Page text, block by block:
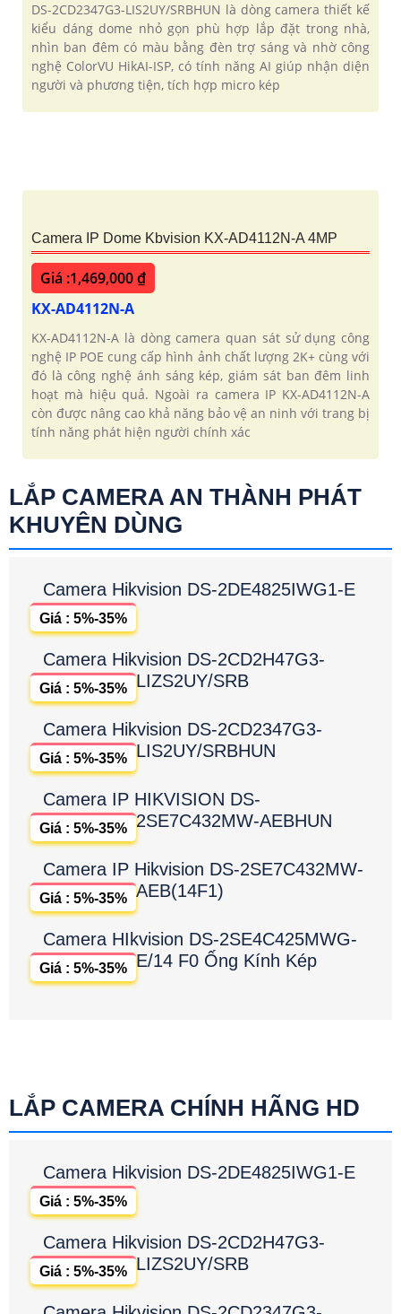
DS-2CD2347G3-LIS2UY/SRBHUN là dòng camera thiết kế
kiểu dáng dome nhỏ gọn phù hợp lắp đặt trong nhà,
nhìn ban đêm có màu bằng đèn trợ sáng và nhờ công
nghệ ColorVU HikAI-ISP, có tính năng AI giúp nhận diện
người và phương tiện, tích hợp micro kép
Camera IP Dome Kbvision KX-AD4112N-A 4MP
Giá :1,469,000 ₫
KX-AD4112N-A
nghệ IP POE cung cấp hình ảnh chất lượng 2K+ cùng với
đó là công nghệ ánh sáng kép, giám sát ban đêm linh
hoạt mà hiệu quả. Ngoài ra camera IP KX-AD4112N-A
còn được nâng cao khả năng bảo vệ an ninh với trang bị
tính năng phát hiện người chính xác
LẮP CAMERA AN THÀNH PHÁT
KHUYÊN DÙNG
Camera Hikvision DS-2DE4825IWG1-E
Giá : 5%-35%
Camera Hikvision DS-2CD2H47G3-
LIZS2UY/SRB
Giá : 5%-35%
Camera Hikvision DS-2CD2347G3-
LIS2UY/SRBHUN
Giá : 5%-35%
Camera IP Hikvision DS-2SE7C432MW-
AEB(14F1)
Giá : 5%-35%
Camera HIkvision DS-2SE4C425MWG-
E/14 F0 Ống Kính Kép
Giá : 5%-35%